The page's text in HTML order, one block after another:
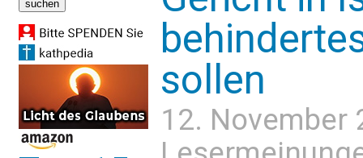
sollen
12. November